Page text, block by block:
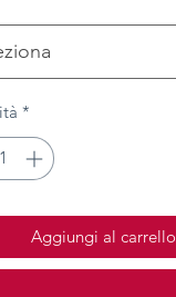
*
Aggiungi al carrello